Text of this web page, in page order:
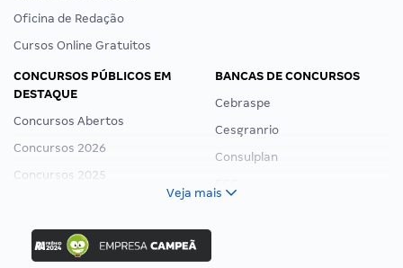
Oficina de Redação
Cursos Online Gratuitos
CONCURSOS PÚBLICOS EM
DESTAQUE
Concursos Abertos
Concursos 2026
Concursos 2025
Concurso Ibama
Concurso MPU
BANCAS DE CONCURSOS
Cebraspe
Cesgranrio
Consulplan
Veja mais